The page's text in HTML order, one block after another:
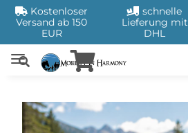
Kostenloser
Versand ab 150
EUR
schnelle
Lieferung mit
DHL